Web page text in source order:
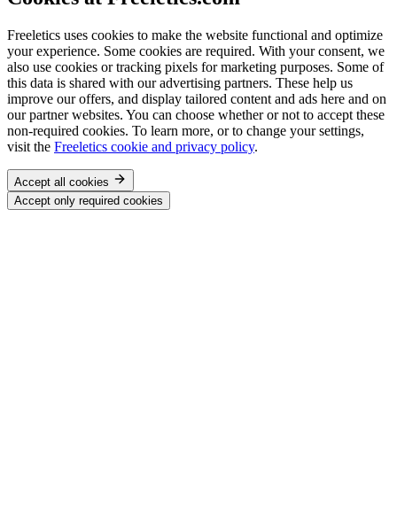
Freeletics uses cookies to make the website functional and optimize
your experience. Some cookies are required. With your consent, we
also use cookies or tracking pixels for marketing purposes. Some of
this data is shared with our advertising partners. These help us
improve our offers, and display tailored content and ads here and on
our partner websites. You can choose whether or not to accept these
non-required cookies. To learn more, or to change your settings,
visit the Freeletics cookie and privacy policy.
Accept all cookies
Accept only required cookies